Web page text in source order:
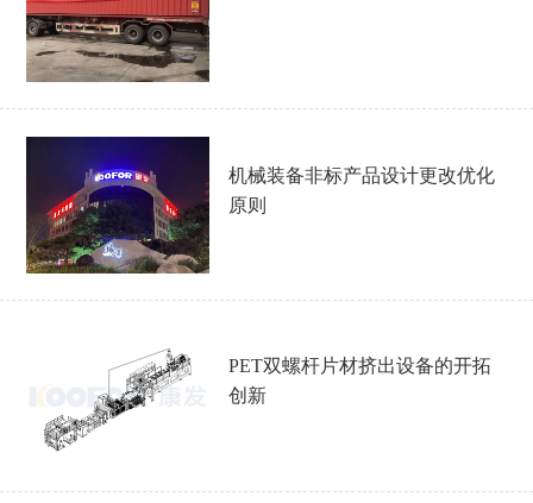
机械装备非标产品设计更改优化
原则
PET双螺杆片材挤出设备的开拓
创新